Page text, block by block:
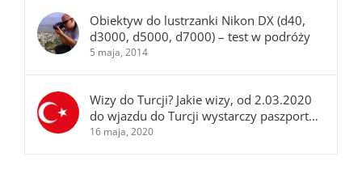
Obiektyw do lustrzanki Nikon DX (d40,
d3000, d5000, d7000) – test w podróży
5 maja, 2014
Wizy do Turcji? Jakie wizy, od 2.03.2020
do wjazdu do Turcji wystarczy paszport…
16 maja, 2020